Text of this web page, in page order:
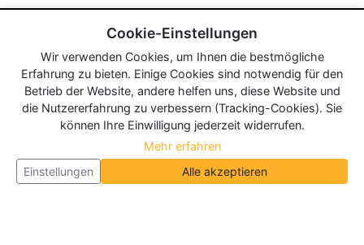
Cookie-Einstellungen
Wir verwenden Cookies, um Ihnen die bestmögliche
Erfahrung zu bieten. Einige Cookies sind notwendig für den
Betrieb der Website, andere helfen uns, diese Website und
die Nutzererfahrung zu verbessern (Tracking-Cookies). Sie
können Ihre Einwilligung jederzeit widerrufen.
Mehr erfahren
Einstellungen
Alle akzeptieren